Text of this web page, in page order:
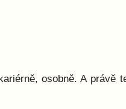
osobně. A právě